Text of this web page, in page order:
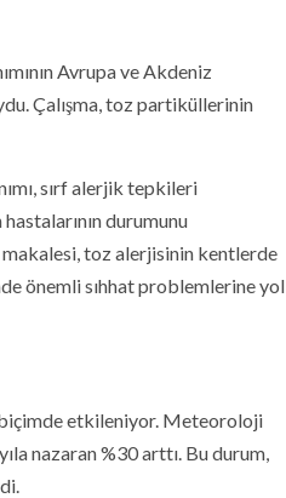
Avrupa ve Akdeniz
Çalışma, toz partiküllerinin
sırf alerjik tepkileri
durumunu
toz alerjisinin kentlerde
önemli sıhhat problemlerine yol
biçimde etkileniyor. Meteoroloji
nazaran %30 arttı. Bu durum,